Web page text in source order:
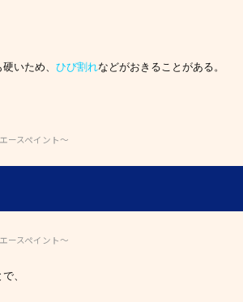
いため、 ひび割れなどがおきることがある。
ースペイント～
ースペイント～
、